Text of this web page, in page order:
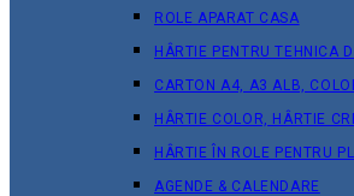
ROLE APARAT CASA
HÂRTIE PENTRU TEHNICA
CARTON A4, A3 ALB,
HÂRTIE COLOR, HÂRTIE
HÂRTIE ÎN ROLE PENTRU
AGENDE & CALENDARE